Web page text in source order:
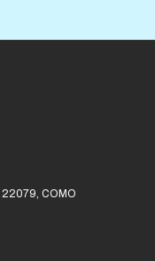
22079, COMO